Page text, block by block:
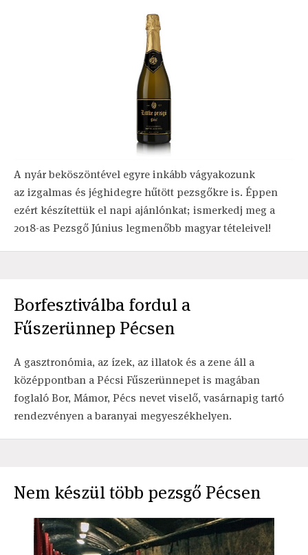
A nyár beköszöntével egyre inkább vágyakozunk
az izgalmas és jéghidegre hűtött pezsgőkre is. Éppen
ezért készítettük el napi ajánlónkat; ismerkedj meg a
2018-as Pezsgő Június legmenőbb magyar tételeivel!
Borfesztiválba fordul a
Fűszerünnep Pécsen
A gasztronómia, az ízek, az illatok és a zene áll a
középpontban a Pécsi Fűszerünnepet is magában
foglaló Bor, Mámor, Pécs nevet viselő, vasárnapig tartó
rendezvényen a baranyai megyeszékhelyen.
Nem készül több pezsgő Pécsen